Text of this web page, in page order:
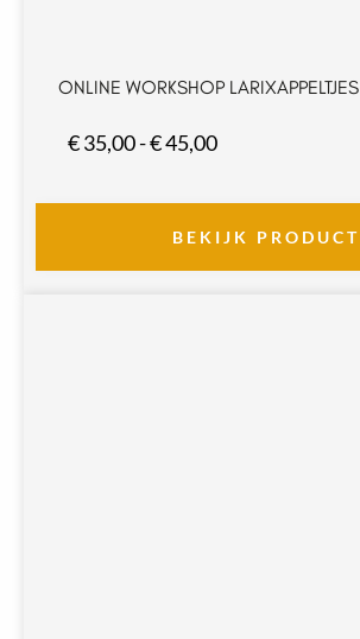
ONLINE WORKSHOP LARIXAPPELTJES
€35,00-€45,00Prijsklasse:
tot
€ 45,00
BEKIJK PRODUCT